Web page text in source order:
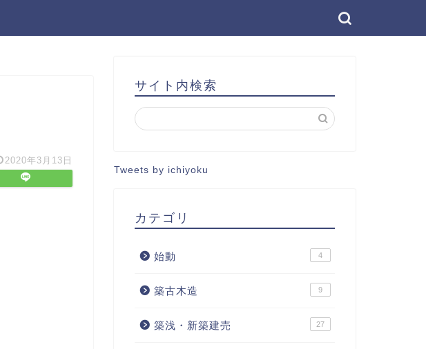
2020年3月13日
サイト内検索
Tweets by ichiyoku
カテゴリ
始動 4
築古木造 9
築浅・新築建売 27